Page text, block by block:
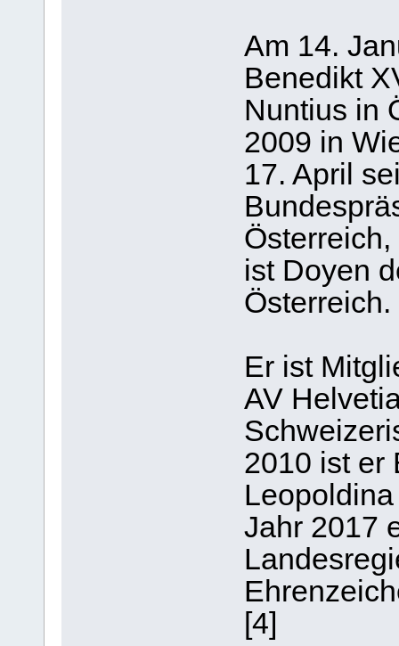
Am 14.
Benedikt
Nuntius in
2009 in
17. April
ist Doyen
Österreich.
Er ist
AV
2010 ist er
Jahr 2017
[4]